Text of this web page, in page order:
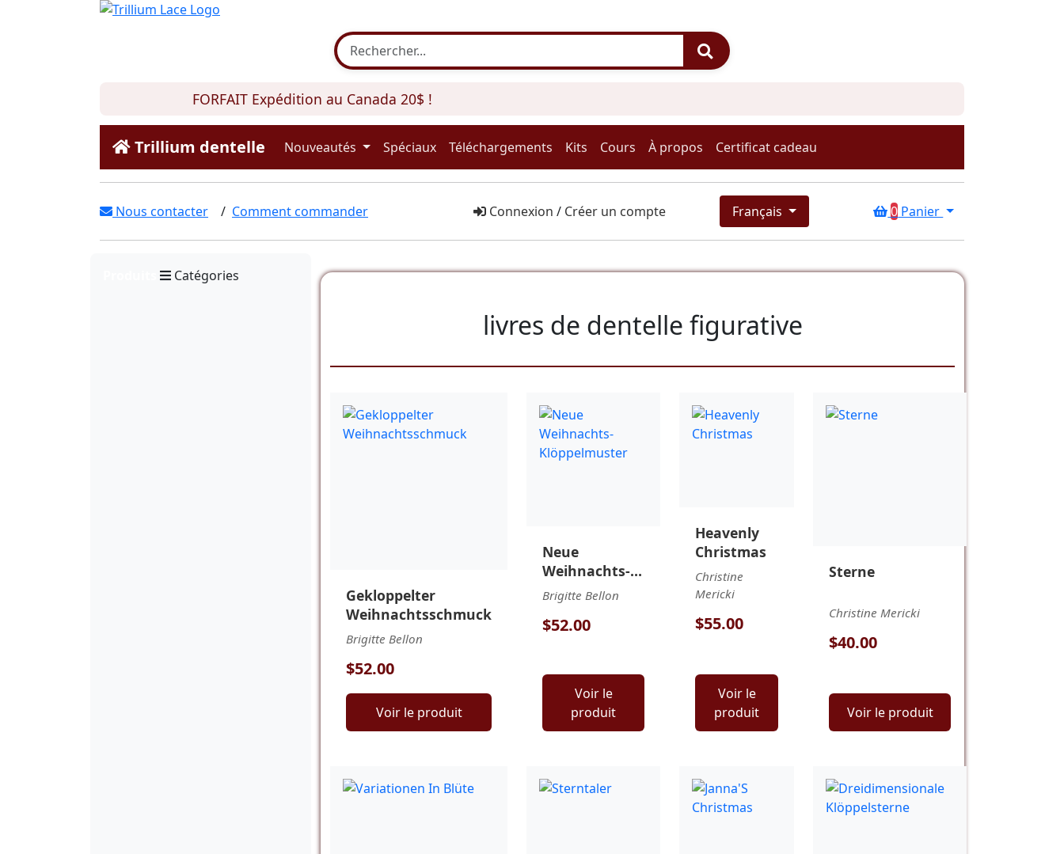
FORFAIT Expédition au Canada 20$ !
Trillium dentelle Nouveautés Spéciaux Téléchargements Kits Cours À propos Certificat cadeau
Nous contacter / Comment commander Connexion / Créer un compte Français 0 Panier
Catégories
livres de dentelle figurative
Gekloppelter
Weihnachtsschmuck
Brigitte Bellon
$52.00
Voir le produit
Neue
Weihnachts-
Klöppelmuster
Brigitte Bellon
$52.00
Voir le
produit
Heavenly
Christmas
Christine
Mericki
$55.00
Voir le
produit
Sterne
Christine Mericki
$40.00
Voir le produit